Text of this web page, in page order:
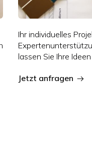
Ihr individuelles
lassen Sie Ihre
Jetzt anfragen